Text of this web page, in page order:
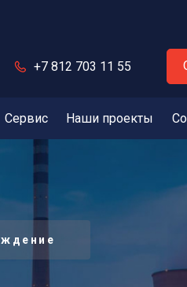
+7 812 703 11 55
Сервис Наши проекты